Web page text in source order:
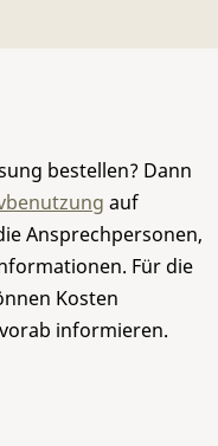
bestellen? Dann
auf
Ansprechpersonen,
Für die
Kosten
informieren.